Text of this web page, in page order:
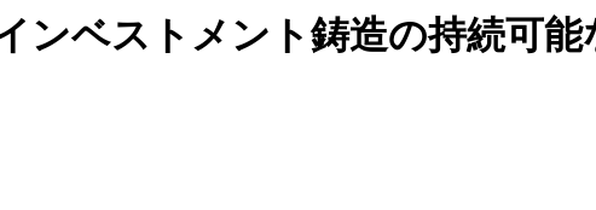
ンベストメント鋳造の持続可能